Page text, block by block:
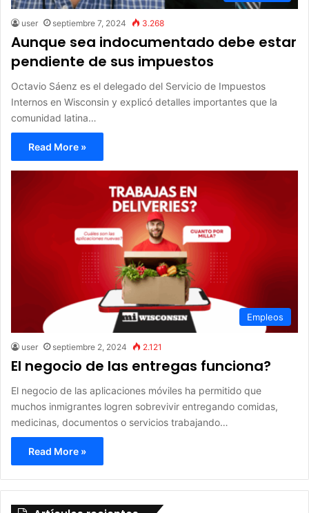
user septiembre 7, 2024 3.268
Aunque sea indocumentado debe estar
pendiente de sus impuestos
Octavio Sáenz es el delegado del Servicio de Impuestos
Internos en Wisconsin y explicó detalles importantes que la
comunidad latina…
Read More »
Empleos
user septiembre 2, 2024 2.121
El negocio de las entregas funciona?
El negocio de las aplicaciones móviles ha permitido que
muchos inmigrantes logren sobrevivir entregando comidas,
medicinas, documentos o servicios trabajando…
Read More »